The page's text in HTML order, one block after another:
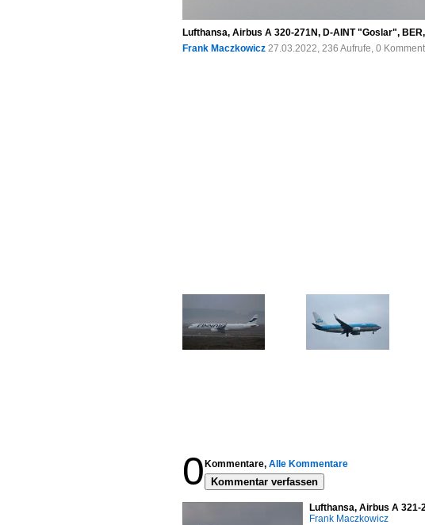
Lufthansa, Airbus A 320-271N, D-AINT "Goslar",
Frank Maczkowicz 27.03.2022, 236 Aufrufe, 0
0 Kommentare, Alle Kommentare
Kommentar verfassen
Lufthansa, Airbus A
Frank Maczkowicz